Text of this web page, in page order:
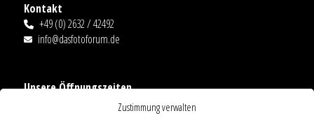
Zustimmung verwalten
Kontakt
+49 (0) 2632 / 42492
info@dasfotoforum.de
Unsere Öffnungszeiten